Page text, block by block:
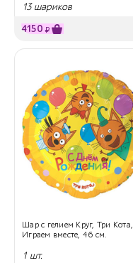
13 шариков
4150 ₽
Шар с гелием Круг, Три Кота,
Играем вместе, 46 см.
1 шт.